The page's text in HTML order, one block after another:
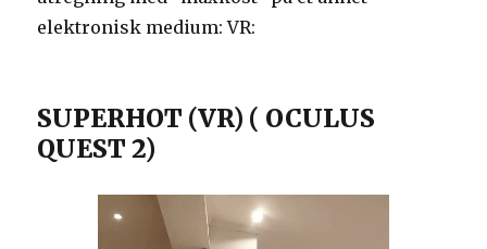
elektronisk medium: VR:
SUPERHOT (VR) ( OCULUS
QUEST 2)